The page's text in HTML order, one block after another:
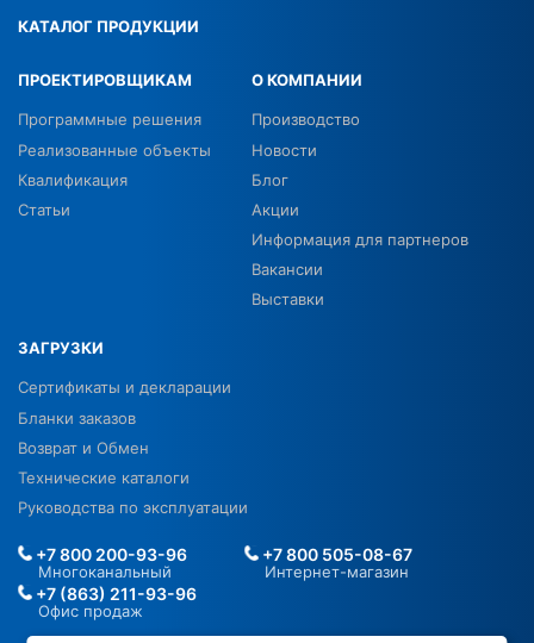
КАТАЛОГ ПРОДУКЦИИ
ПРОЕКТИРОВЩИКАМ
Программные решения
Реализованные объекты
Квалификация
Статьи
О КОМПАНИИ
Производство
Новости
Блог
Акции
Информация для партнеров
Вакансии
Выставки
ЗАГРУЗКИ
Сертификаты и декларации
Бланки заказов
Возврат и Обмен
Технические каталоги
Руководства по эксплуатации
+7 800 200-93-96
Многоканальный
+7 800 505-08-67
Интернет-магазин
+7 (863) 211-93-96
Офис продаж